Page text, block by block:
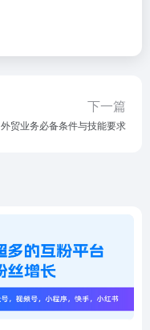
下一篇
外贸业务必备条件与技能要求